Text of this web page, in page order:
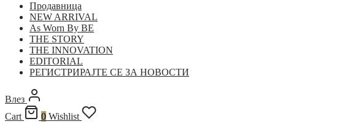
Продавница
NEW ARRIVAL
As Worn By BE
THE STORY
THE INNOVATION
EDITORIAL
РЕГИСТРИРАЈТЕ СЕ ЗА НОВОСТИ
Влез
Cart
0 Wishlist